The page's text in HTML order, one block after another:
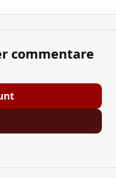
commentare